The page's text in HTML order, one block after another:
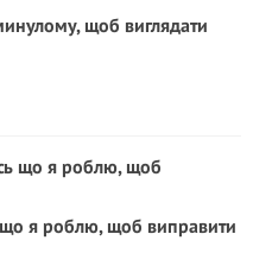
щоб виглядати
я роблю, щоб виправити